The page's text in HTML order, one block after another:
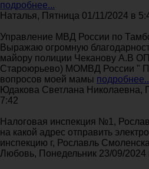
подробнее...
Наталья, Пятница 01/11/2024 в
Управление МВД России по
Выражаю огромную
майору полиции Чеканову А.В
Староюрьево) МОМВД России "
вопросов моей мамы
Юдакова Светлана Николаевна,
7:42
Налоговая инспекция №1,
на какой адрес отправить
инспекцию г, Рославль
Любовь, Понедельник 23/09/2024